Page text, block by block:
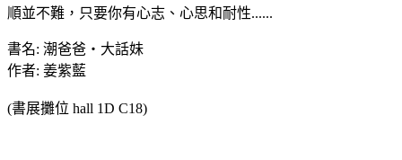
順並不難，只要你有心志、心思和耐性......
書名: 潮爸爸‧大話妹
作者: 姜紫藍
(書展攤位 hall 1D C18)